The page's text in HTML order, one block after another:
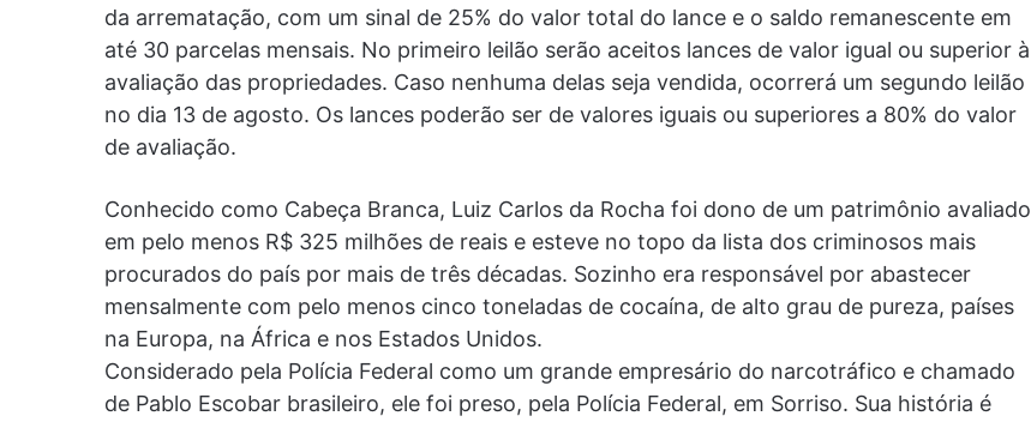
da arrematação, com um sinal de 25% do valor total do lance e o saldo remanescente em
até 30 parcelas mensais. No primeiro leilão serão aceitos lances de valor igual ou superior à
avaliação das propriedades. Caso nenhuma delas seja vendida, ocorrerá um segundo leilão
no dia 13 de agosto. Os lances poderão ser de valores iguais ou superiores a 80% do valor
de avaliação.
Conhecido como Cabeça Branca, Luiz Carlos da Rocha foi dono de um patrimônio avaliado
em pelo menos R$ 325 milhões de reais e esteve no topo da lista dos criminosos mais
procurados do país por mais de três décadas. Sozinho era responsável por abastecer
mensalmente com pelo menos cinco toneladas de cocaína, de alto grau de pureza, países
na Europa, na África e nos Estados Unidos.
Considerado pela Polícia Federal como um grande empresário do narcotráfico e chamado
de Pablo Escobar brasileiro, ele foi preso, pela Polícia Federal, em Sorriso. Sua história é